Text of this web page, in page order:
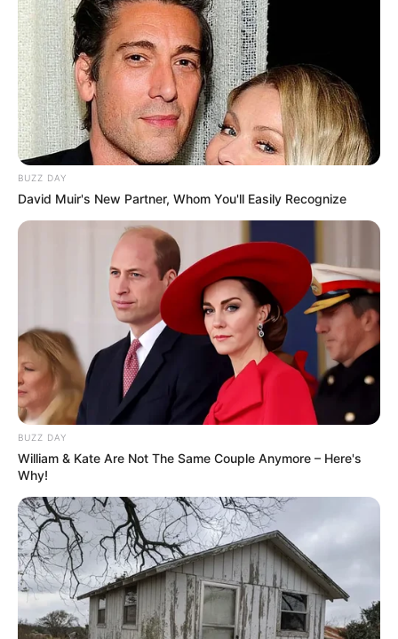
10 Fenomena Kecantikan
Paling Aneh di Dunia, Ada
yang Ekstrim
9 Tips Aman Bleaching
Rambut di Rumah
Secara Alami, Mudah
14 Cara Menghilangkan
Eye Bags, Dijamin Ampuh
Beda Peeling dan
Exfoliating, Perawatan
Kulit Agar Wajah Lebih
Tak Perlu Skincare Mahal,
Ini 7 Rahasia Kecantikan
BUZZ DAY
David Muir's New Partner, Whom You'll Easily Recognize
BUZZ DAY
William & Kate Are Not The Same Couple Anymore – Here's
Why!